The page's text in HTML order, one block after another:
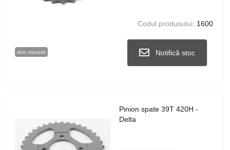
stoc epuizat
Codul produsului: 1600
Notifică stoc
Pinion spate 39Т 420H -
Delta